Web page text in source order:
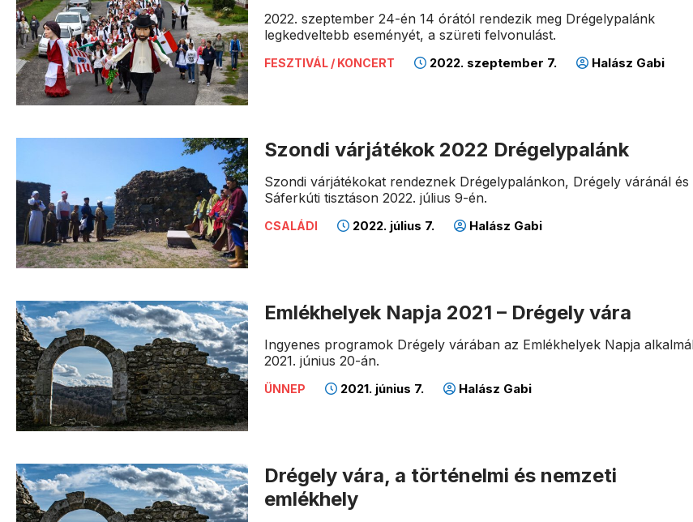
2022. szeptember 24-én 14 órától rendezik meg Drégelypalánk
legkedveltebb eseményét, a szüreti felvonulást.
FESZTIVÁL / KONCERT 2022. szeptember 7. Halász Gabi
Szondi várjátékok 2022 Drégelypalánk
Szondi várjátékokat rendeznek Drégelypalánkon, Drégely váránál és
Sáferkúti tisztáson 2022. július 9-én.
CSALÁDI 2022. július 7. Halász Gabi
Emlékhelyek Napja 2021 – Drégely vára
Ingyenes programok Drégely várában az Emlékhelyek Napja
2021. június 20-án.
ÜNNEP 2021. június 7. Halász Gabi
Drégely vára, a történelmi és nemzeti
emlékhely